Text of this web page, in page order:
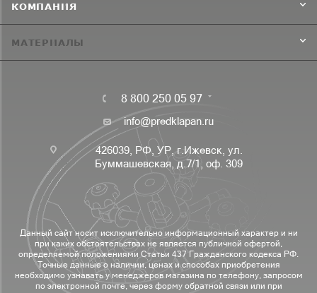
КОМПАНИЯ
МАТЕРИАЛЫ
8 800 250 05 97
info@predklapan.ru
426039, РФ, УР, г.Ижевск, ул.
Буммашевская, д.7/1, оф. 309
Данный сайт носит исключительно информационный характер и ни
при каких обстоятельствах не является публичной офертой,
определяемой положениями Статьи 437 Гражданского кодекса РФ.
Точные данные о наличии, ценах и способах приобретения
необходимо узнавать у менеджеров магазина по телефону, запросом
по электронной почте, через форму обратной связи или при